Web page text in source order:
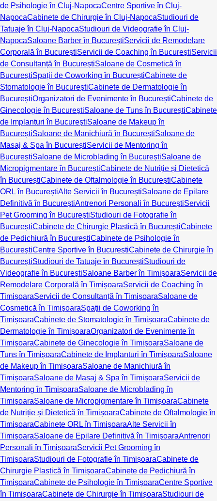
de Psihologie în Cluj-NapocaCentre Sportive în Cluj-
NapocaCabinete de Chirurgie în Cluj-NapocaStudiouri de
Tatuaje în Cluj-NapocaStudiouri de Videografie în Cluj-
NapocaSaloane Barber în BucureștiServicii de Remodelare
Corporală în BucureștiServicii de Coaching în BucureștiServicii
de Consultanță în BucureștiSaloane de Cosmetică în
BucureștiSpații de Coworking în BucureștiCabinete de
Stomatologie în BucureștiCabinete de Dermatologie în
BucureștiOrganizatori de Evenimente în BucureștiCabinete de
Ginecologie în BucureștiSaloane de Tuns în BucureștiCabinete
de Implanturi în BucureștiSaloane de Makeup în
BucureștiSaloane de Manichiură în BucureștiSaloane de
Masaj & Spa în BucureștiServicii de Mentoring în
BucureștiSaloane de Microblading în BucureștiSaloane de
Micropigmentare în BucureștiCabinete de Nutriție și Dietetică
în BucureștiCabinete de Oftalmologie în BucureștiCabinete
ORL în BucureștiAlte Servicii în BucureștiSaloane de Epilare
Definitivă în BucureștiAntrenori Personali în BucureștiServicii
Pet Grooming în BucureștiStudiouri de Fotografie în
BucureștiCabinete de Chirurgie Plastică în BucureștiCabinete
de Pedichiură în BucureștiCabinete de Psihologie în
BucureștiCentre Sportive în BucureștiCabinete de Chirurgie în
BucureștiStudiouri de Tatuaje în BucureștiStudiouri de
Videografie în BucureștiSaloane Barber în TimișoaraServicii de
Remodelare Corporală în TimișoaraServicii de Coaching în
TimișoaraServicii de Consultanță în TimișoaraSaloane de
Cosmetică în TimișoaraSpații de Coworking în
TimișoaraCabinete de Stomatologie în TimișoaraCabinete de
Dermatologie în TimișoaraOrganizatori de Evenimente în
TimișoaraCabinete de Ginecologie în TimișoaraSaloane de
Tuns în TimișoaraCabinete de Implanturi în TimișoaraSaloane
de Makeup în TimișoaraSaloane de Manichiură în
TimișoaraSaloane de Masaj & Spa în TimișoaraServicii de
Mentoring în TimișoaraSaloane de Microblading în
TimișoaraSaloane de Micropigmentare în TimișoaraCabinete
de Nutriție și Dietetică în TimișoaraCabinete de Oftalmologie în
TimișoaraCabinete ORL în TimișoaraAlte Servicii în
TimișoaraSaloane de Epilare Definitivă în TimișoaraAntrenori
Personali în TimișoaraServicii Pet Grooming în
TimișoaraStudiouri de Fotografie în TimișoaraCabinete de
Chirurgie Plastică în TimișoaraCabinete de Pedichiură în
TimișoaraCabinete de Psihologie în TimișoaraCentre Sportive
în TimișoaraCabinete de Chirurgie în TimișoaraStudiouri de